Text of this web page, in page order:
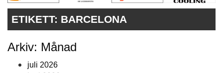
KONTAKT
ETIKETT: BARCELONA
Arkiv: Månad
juli 2026